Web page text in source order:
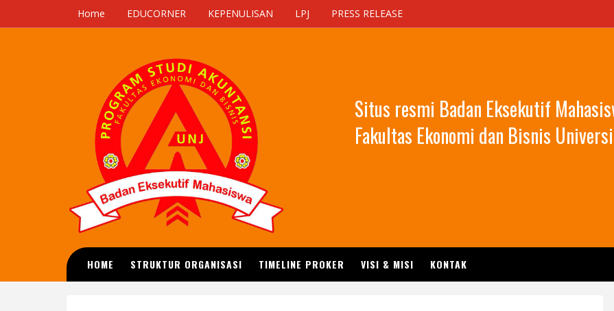
Home EDUCORNER KEPENULISAN LPJ PRESS RELEASE
Situs resmi Badan Eksekutif
Fakultas Ekonomi dan Bisnis
HOME STRUKTUR ORGANISASI TIMELINE PROKER VISI & MISI KONTAK